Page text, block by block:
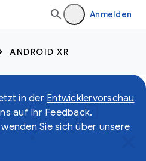
Anmelden
ANDROID XR
in der Entwicklervorschau
auf Ihr Feedback.
Sie sich über unsere